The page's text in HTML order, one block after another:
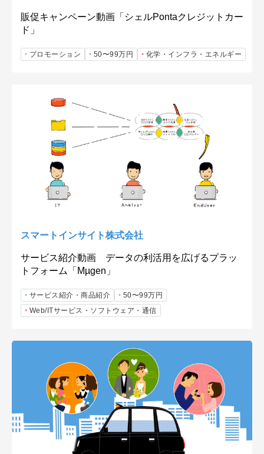
販促キャンペーン動画「シェルPontaクレジットカー
ド」
プロモーション 50〜99万円 化学・インフラ・エネルギー
スマートインサイト株式会社
サービス紹介動画 データの利活用を広げるプラッ
トフォーム「Mµgen」
サービス紹介・商品紹介
50〜99万円
Web/ITサービス・ソフトウェア・通信